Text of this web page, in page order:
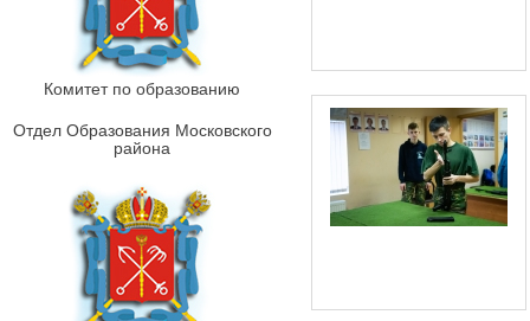
Комитет по образованию
Отдел Образования Московского
района